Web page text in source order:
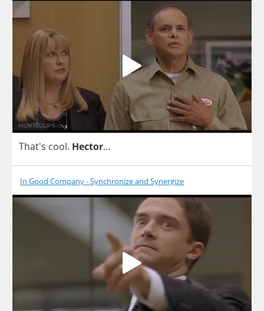
That's cool. Hector...
In Good Company - Synchronize and Synergize